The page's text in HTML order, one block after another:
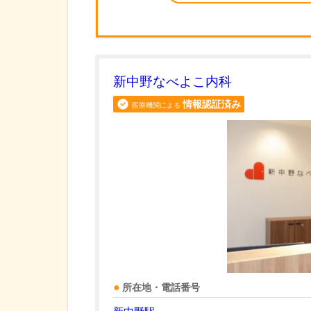
新中野なべよこ内科
医療機関による 情報認証済み
所在地・電話番号